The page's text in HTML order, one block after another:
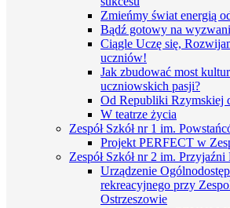
Zmieńmy świat energią
Bądź gotowy na
Ciągle Uczę się,
uczniów!
Jak zbudować most
uczniowskich pasji?
Od Republiki Rzymskiej
W teatrze życia
Zespół Szkół nr 1 im.
Projekt PERFECT w
Zespół Szkół nr 2 im.
Urządzenie
rekreacyjnego przy
Ostrzeszowie